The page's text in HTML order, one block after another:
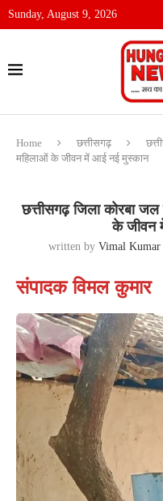
Sunday, August 9, 2026
Home छत्तीसगढ़
महिलाओं के जीवन में आई नई मुस्कान
छत्तीसगढ़ जिला कोरबा
के जीवन
written by Vimal Kumar
संपादक विमल कुमार